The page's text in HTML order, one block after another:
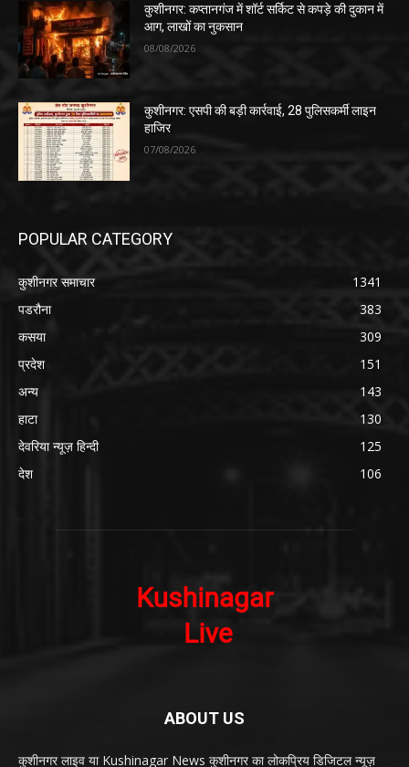
कुशीनगर: कप्तानगंज में शॉर्ट सर्किट से कपड़े की दुकान में
आग, लाखों का नुकसान
08/08/2026
कुशीनगर: एसपी की बड़ी कार्रवाई, 28 पुलिसकर्मी लाइन
हाजिर
07/08/2026
POPULAR CATEGORY
कुशीनगर समाचार
1341
पडरौना
383
कसया
309
प्रदेश
151
अन्य
143
हाटा
130
देवरिया न्यूज़ हिन्दी
125
देश
106
ABOUT US
कुशीनगर लाइव या Kushinagar News कुशीनगर का लोकप्रिय डिजिटल न्यूज़